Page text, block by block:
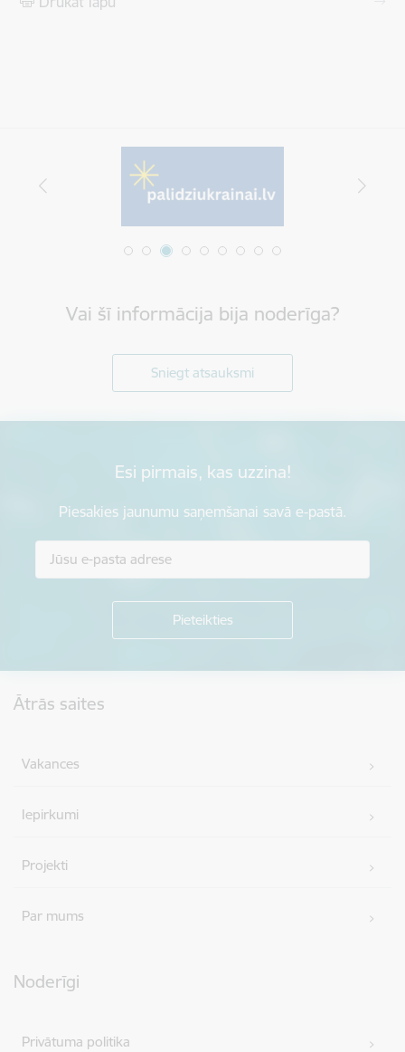
Vai šī informācija bija noderīga?
Sniegt atsauksmi
Esi pirmais, kas uzzina!
Piesakies jaunumu saņemšanai savā e-pastā.
Ātrās saites
Vakances
Iepirkumi
Projekti
Par mums
Noderīgi
Privātuma politika